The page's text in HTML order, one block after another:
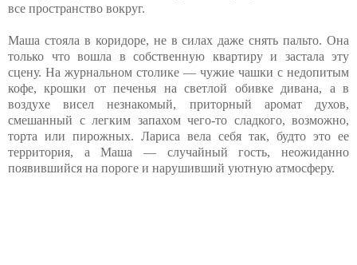
все пространство вокруг.
Маша стояла в коридоре, не в силах даже снять пальто. Она
только что вошла в собственную квартиру и застала эту
сцену. На журнальном столике — чужие чашки с недопитым
кофе, крошки от печенья на светлой обивке дивана, а в
воздухе висел незнакомый, приторный аромат духов,
смешанный с легким запахом чего-то сладкого, возможно,
торта или пирожных. Лариса вела себя так, будто это ее
территория, а Маша — случайный гость, неожиданно
появившийся на пороге и нарушивший уютную атмосферу.